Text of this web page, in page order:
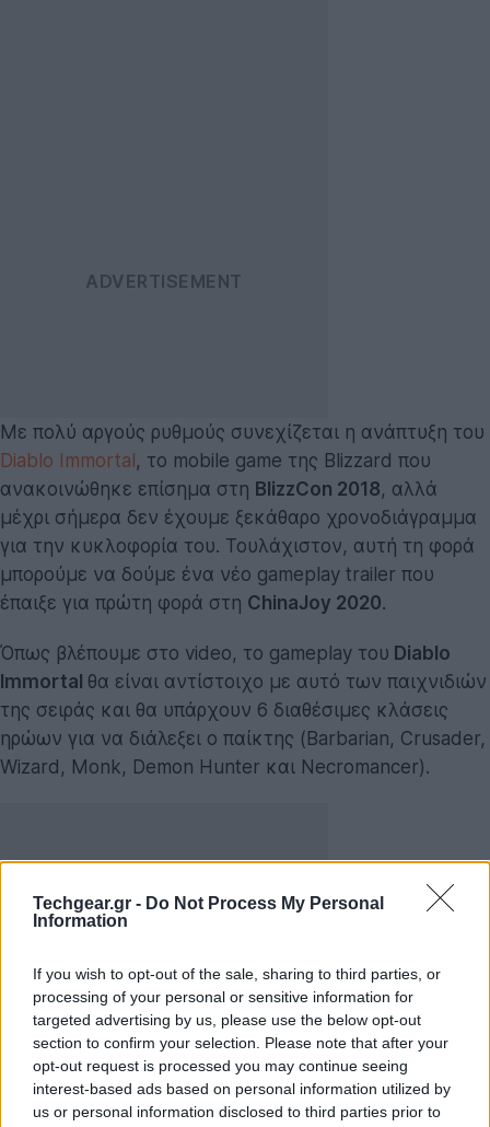
Techgear.gr - Do Not Process My Personal
Information
If you wish to opt-out of the sale, sharing to third parties, or
processing of your personal or sensitive information for
targeted advertising by us, please use the below opt-out
section to confirm your selection. Please note that after your
opt-out request is processed you may continue seeing
interest-based ads based on personal information utilized by
us or personal information disclosed to third parties prior to
Με πολύ αργούς ρυθμούς συνεχίζεται η ανάπτυξη του
Diablo Immortal, το mobile game της Blizzard που
ανακοινώθηκε επίσημα στη BlizzCon 2018, αλλά
μέχρι σήμερα δεν έχουμε ξεκάθαρο χρονοδιάγραμμα
για την κυκλοφορία του. Τουλάχιστον, αυτή τη φορά
μπορούμε να δούμε ένα νέο gameplay trailer που
έπαιξε για πρώτη φορά στη ChinaJoy 2020.
Όπως βλέπουμε στο video, το gameplay του Diablo
Immortal θα είναι αντίστοιχο με αυτό των παιχνιδιών
της σειράς και θα υπάρχουν 6 διαθέσιμες κλάσεις
ηρώων για να διάλεξει ο παίκτης (Barbarian, Crusader,
Wizard, Monk, Demon Hunter και Necromancer).
Η υπόθεση τουDiablo Immortalτοποθετείται ανάμεσα
στα Diablo 2 και Diablo 3. Το παιχνίδι θα παρέχει μια